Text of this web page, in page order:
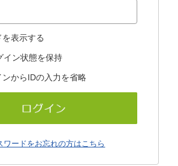
表示する
イン状態を保持
ンからIDの入力を省略
ワードをお忘れの方はこちら